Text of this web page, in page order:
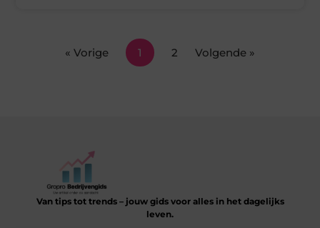
« Vorige 1 2 Volgende »
Van tips tot trends – jouw gids voor alles in het dagelijks
leven.